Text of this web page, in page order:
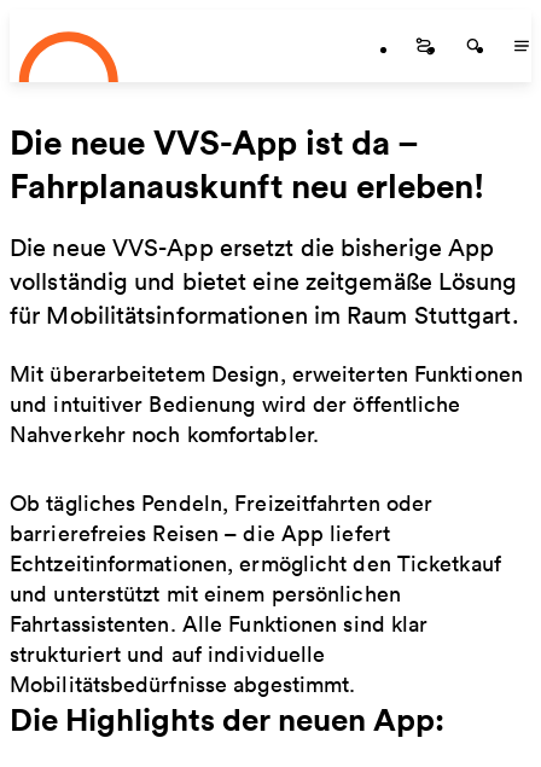
Zum Hauptinhalt springen
Startseite
Die neue VVS-App ist da –
Fahrplanauskunft neu erleben!
Die neue VVS-App ersetzt die bisherige App
vollständig und bietet eine zeitgemäße Lösung
für Mobilitätsinformationen im Raum Stuttgart.
Mit überarbeitetem Design, erweiterten Funktionen
und intuitiver Bedienung wird der öffentliche
Nahverkehr noch komfortabler.
Ob tägliches Pendeln, Freizeitfahrten oder
barrierefreies Reisen – die App liefert
Echtzeitinformationen, ermöglicht den Ticketkauf
und unterstützt mit einem persönlichen
Fahrtassistenten. Alle Funktionen sind klar
strukturiert und auf individuelle
Mobilitätsbedürfnisse abgestimmt.
Die Highlights der neuen App: